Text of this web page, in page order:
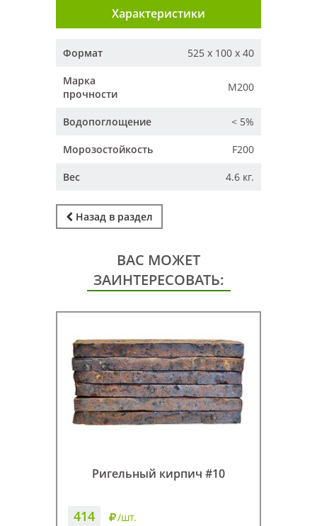
Характеристики
Формат 525 х 100 х 40
Марка
прочности
М200
Водопоглощение < 5%
Морозостойкость F200
Вес 4.6 кг.
Назад в раздел
ВАС МОЖЕТ
ЗАИНТЕРЕСОВАТЬ:
Ригельный кирпич #10
414 /шт.